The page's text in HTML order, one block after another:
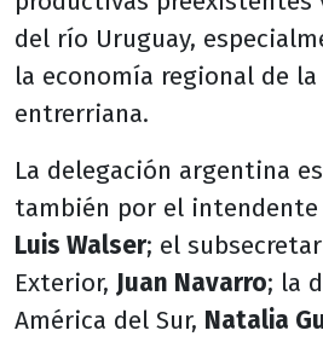
del río Uruguay,
la economía regional de
entrerriana.
La delegación argentina
también por el intendente
Luis Walser; el
Exterior, Juan Navarro; la
América del Sur, Natalia